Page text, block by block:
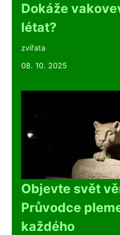
Dokáže
létat?
zvířata
08. 10. 2025
Objevte svět
Průvodce
každého